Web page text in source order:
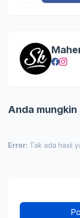
Anda mungkin
Error: Tak ada hasil